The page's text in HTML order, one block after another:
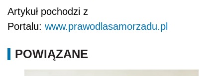
Artykuł pochodzi z
Portalu: www.prawodlasamorzadu.pl
POWIĄZANE